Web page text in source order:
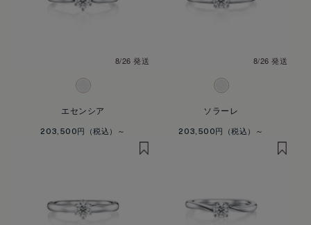
8/26 発送
エセンシア
203,500円
8/26 発送
ソラーレ
203,500円